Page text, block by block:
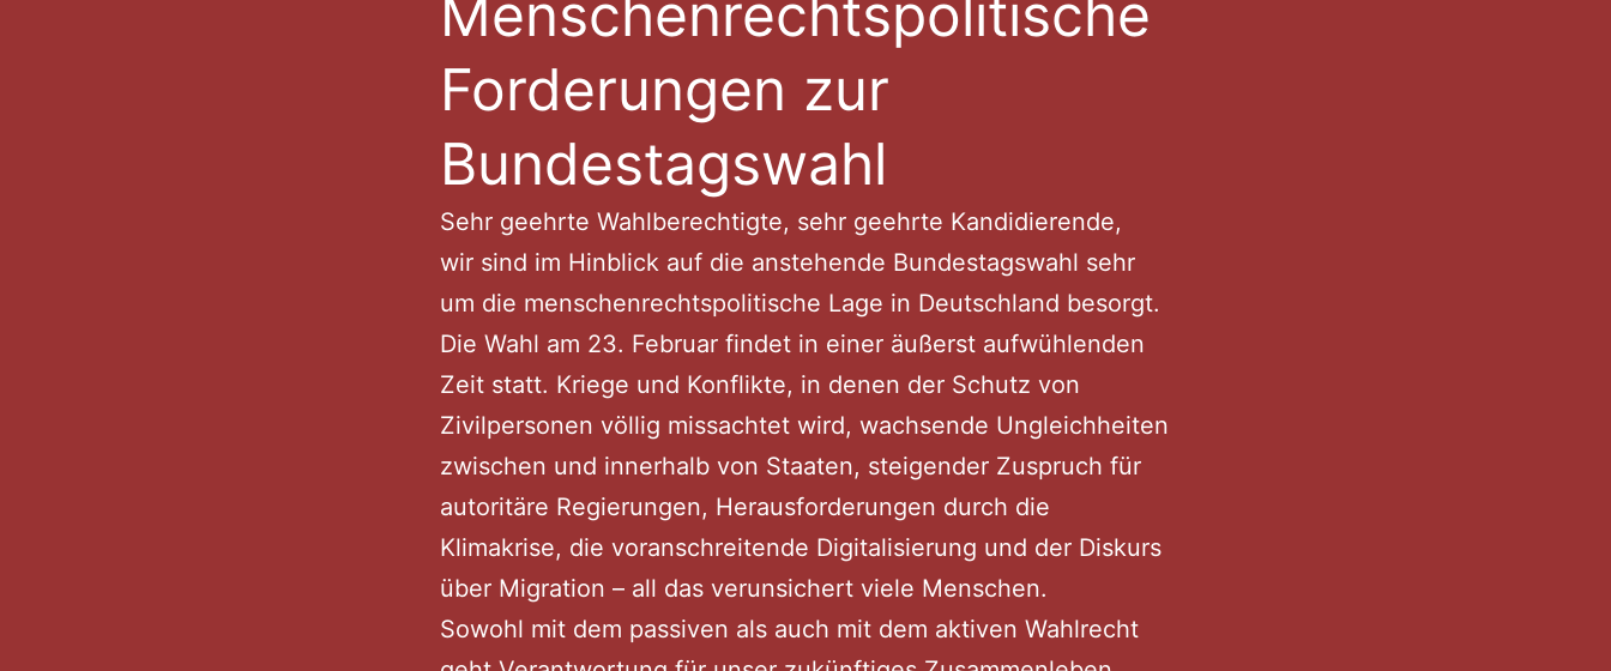
Menschenrechtspolitische
Forderungen zur
Bundestagswahl
Sehr geehrte Wahlberechtigte, sehr geehrte Kandidierende,
wir sind im Hinblick auf die anstehende Bundestagswahl sehr
um die menschenrechtspolitische Lage in Deutschland besorgt.
Die Wahl am 23. Februar findet in einer äußerst aufwühlenden
Zeit statt. Kriege und Konflikte, in denen der Schutz von
Zivilpersonen völlig missachtet wird, wachsende Ungleichheiten
zwischen und innerhalb von Staaten, steigender Zuspruch für
autoritäre Regierungen, Herausforderungen durch die
Klimakrise, die voranschreitende Digitalisierung und der Diskurs
über Migration – all das verunsichert viele Menschen.
Sowohl mit dem passiven als auch mit dem aktiven Wahlrecht